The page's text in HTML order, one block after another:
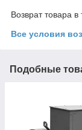
Возврат товара
Все условия
Подобные